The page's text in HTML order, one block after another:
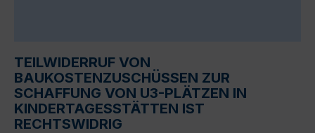
TEILWIDERRUF VON
BAUKOSTENZUSCHÜSSEN ZUR
SCHAFFUNG VON U3-PLÄTZEN IN
KINDERTAGESSTÄTTEN IST
RECHTSWIDRIG